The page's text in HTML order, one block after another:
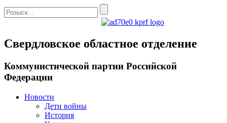
Свердловское областное отделение
Коммунистической партии Российской
Федерации
Новости
Дети войны
История